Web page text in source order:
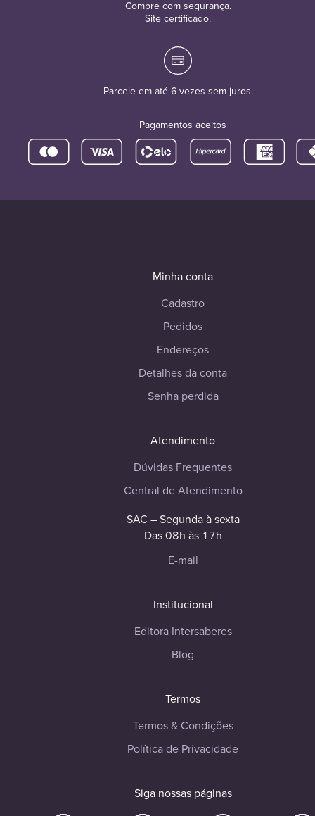
Compre com segurança.
Site certificado.
Parcele em até 6 vezes sem juros.
Pagamentos aceitos
Minha conta
Cadastro
Pedidos
Endereços
Detalhes da conta
Senha perdida
Atendimento
Dúvidas Frequentes
Central de Atendimento
SAC – Segunda à sexta
Das 08h às 17h
E-mail
Institucional
Editora Intersaberes
Blog
Termos
Termos & Condições
Política de Privacidade
Siga nossas páginas